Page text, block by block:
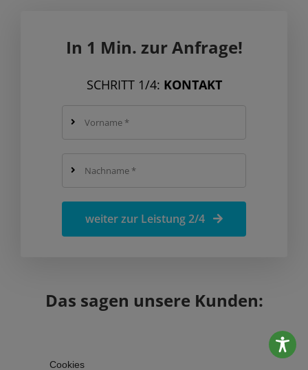
Das sagen unsere Kunden:
In 1 Min. zur Anfrage!
SCHRITT 1/4: KONTAKT
weiter zur Leistung 2/4
Cookies